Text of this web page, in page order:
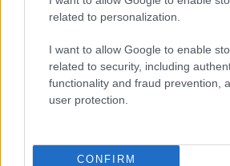
related to personalization.
I want to allow Google to enable
related to security, including
functionality and fraud prevention,
user protection.
CONFIRM
Cómo los inversores surcoreanos están
volatilidad del mercado con
Diego Martín · 6 Ago 2026
COTIZACIONES CRYPTO